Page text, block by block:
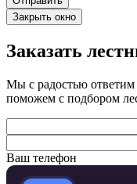
Закрыть окно
Заказать
Мы с радостью
поможем с подбором
Ваш телефон